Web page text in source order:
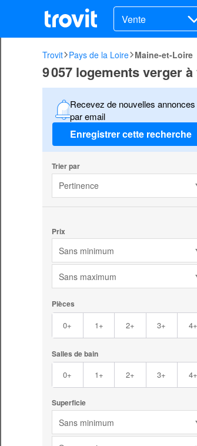
Vente
Trovit Pays de la Loire Maine-et-Loire
9 057 logements verger
Recevez de nouvelles annonces
par email
Enregistrer cette recherche
Trier par
Pertinence
Prix
Sans minimum
Sans maximum
Pièces
0+ 1+ 2+ 3+ 4+
Salles de bain
0+ 1+ 2+ 3+ 4+
Superficie
Sans minimum